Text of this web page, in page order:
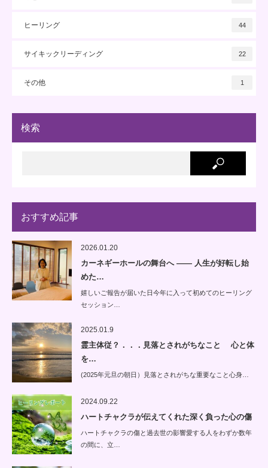
ヒーリング 44
サイキックリーディング 22
その他 1
検索
おすすめ記事
2026.01.20
カーネギーホールの舞台へ —— 人生が好転し始
めた…
嬉しいご報告が届いた日今年に入って初めてのヒーリング
セッション…
2025.01.9
霊主体従？．．．見落とされがちなこと 心と体
を…
(2025年元旦の朝日）見落とされがちな重要なこと心身…
2024.09.22
ハートチャクラが伝えてくれた深く負った心の傷
ハートチャクラの傷と過去世の影響愛する人をわずか数年
の間に、立…